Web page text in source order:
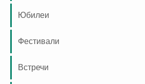
Юбилеи
Фестивали
Встречи